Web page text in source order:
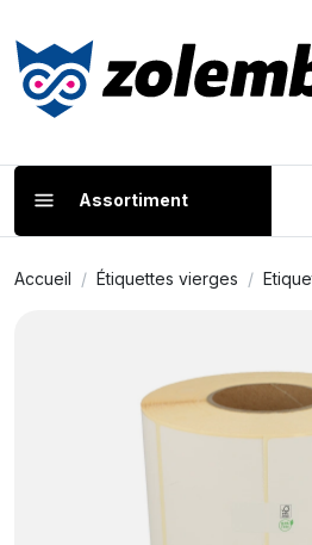
Assortiment
Accueil Étiquettes vierges